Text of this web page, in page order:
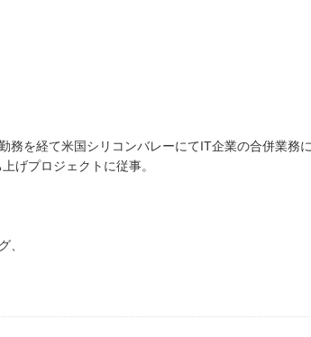
を経て米国シリコンバレーにてIT企業の合併業務に
げプロジェクトに従事。
、